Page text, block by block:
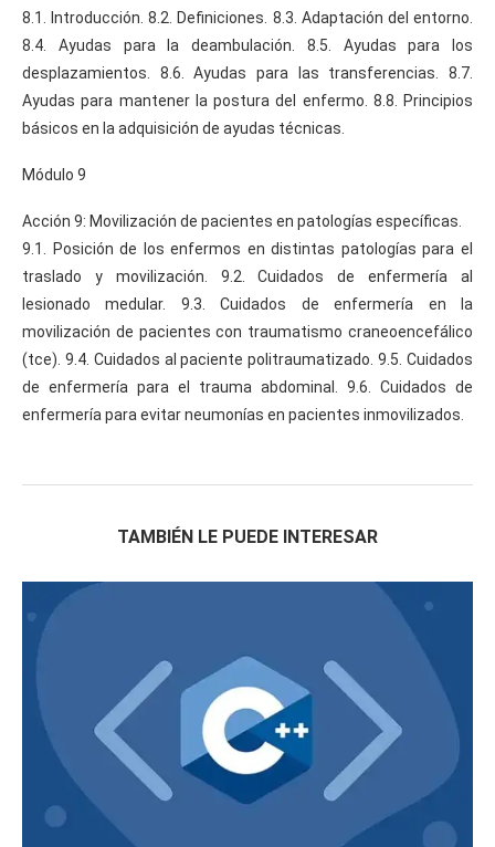
8.1. Introducción. 8.2. Definiciones. 8.3. Adaptación del entorno.
8.4. Ayudas para la deambulación. 8.5. Ayudas para los
desplazamientos. 8.6. Ayudas para las transferencias. 8.7.
Ayudas para mantener la postura del enfermo. 8.8. Principios
básicos en la adquisición de ayudas técnicas.
Módulo 9
Acción 9: Movilización de pacientes en patologías específicas.
9.1. Posición de los enfermos en distintas patologías para el
traslado y movilización. 9.2. Cuidados de enfermería al
lesionado medular. 9.3. Cuidados de enfermería en la
movilización de pacientes con traumatismo craneoencefálico
(tce). 9.4. Cuidados al paciente politraumatizado. 9.5. Cuidados
de enfermería para el trauma abdominal. 9.6. Cuidados de
enfermería para evitar neumonías en pacientes inmovilizados.
TAMBIÉN LE PUEDE INTERESAR